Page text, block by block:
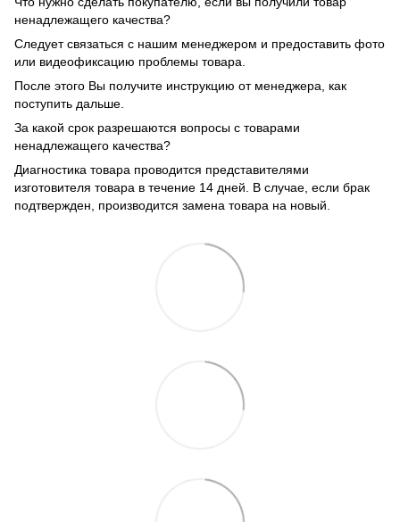
ненадлежащего качества?
Следует связаться с нашим менеджером и предоставить фото
или видеофиксацию проблемы товара.
После этого Вы получите инструкцию от менеджера, как
поступить дальше.
За какой срок разрешаются вопросы с товарами
ненадлежащего качества?
Диагностика товара проводится представителями
изготовителя товара в течение 14 дней. В случае, если брак
подтвержден, производится замена товара на новый.